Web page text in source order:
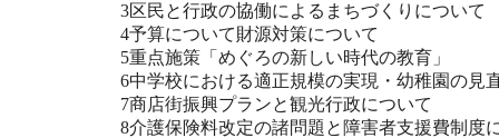
3区民と行政の協働によるまちづくりについて
4予算について財源対策について
5重点施策「めぐろの新しい時代の教育」
6中学校における適正規模の実現・幼稚園の見
7商店街振興プランと観光行政について
8介護保険料改定の諸問題と障害者支援費制度